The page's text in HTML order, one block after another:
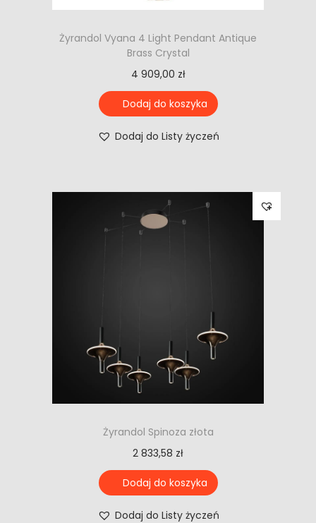
Żyrandol Vyana 4 Light Pendant Antique
Brass Crystal
4 909,00 zł
Dodaj do koszyka
Dodaj do Listy życzeń
Żyrandol Spinoza złota
2 833,58 zł
Dodaj do koszyka
Dodaj do Listy życzeń